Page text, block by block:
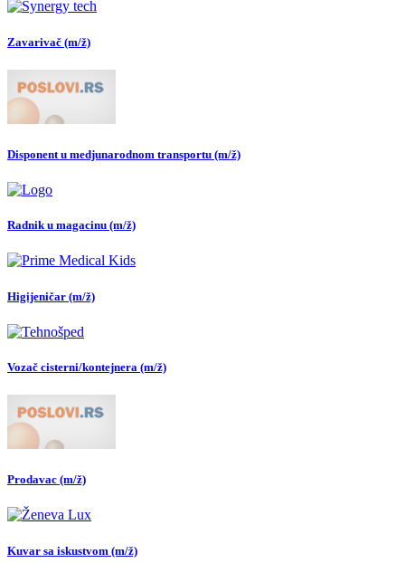
Zavarivač (m/ž)
Disponent u medjunarodnom transportu (m/ž)
Radnik u magacinu (m/ž)
Higijeničar (m/ž)
Vozač cisterni/kontejnera (m/ž)
Prodavac (m/ž)
Kuvar sa iskustvom (m/ž)